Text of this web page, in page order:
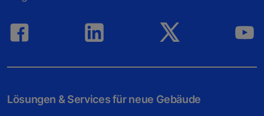
Lösungen & Services für neue Gebäude